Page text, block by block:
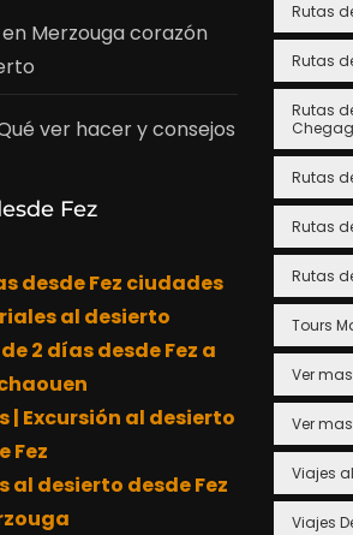
Merzouga corazón
ver hacer y consejos
Fez
desde Fez ciudades
al desierto
2 días desde Fez a
| Excursión al desierto
Fez
al desierto desde Fez
Rutas
Rutas
Rutas
Rutas
Rutas
Rutas
Tours
Ver
Ver
Viajes
Viajes